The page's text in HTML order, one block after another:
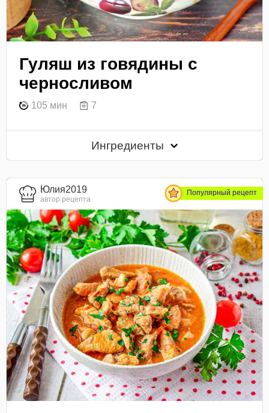
Гуляш из говядины с
черносливом
105 мин 7
Ингредиенты
Юлия2019
автор рецепта
Популярный рецепт